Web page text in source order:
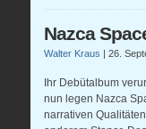
Nazca
Walter Kraus | 26.
Ihr Debütalbum
nun legen Nazca
narrativen